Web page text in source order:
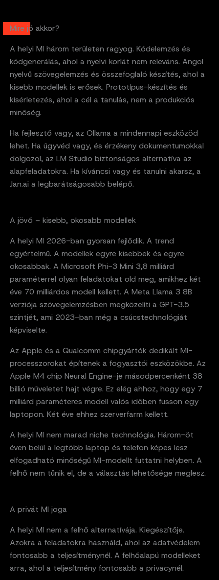
Mire jó akkor?
A helyi MI három területen ragyog. Kódelemzés és
kódgenerálás, ahol a nyelvi korlát nem releváns. Angol
nyelvű szövegelemzés és összefoglaló készítés, ahol a
kisebb modellek is erősek. Prototípus-készítés és
kísérletezés, ahol a cél a tanulás, nem a produkciós
minőség.
Ha fejlesztő vagy, az Ollama a mindennapi eszközöd
lehet. Ha ügyvéd vagy, és érzékeny dokumentumokkal
dolgozol, az LM Studio biztonságos alternatíva az
alapfeladatokra. Ha kíváncsi vagy és tanulni akarsz, a
Jan.ai a legbarátságosabb belépő.
A jövő – kisebb, okosabb modellek
A helyi MI 2026-ban gyorsan fejlődik. A trend
egyértelmű. A modellek egyre kisebbek és egyre
okosabbak. A Microsoft Phi-3 Mini 3,8 milliárd
paraméterrel olyan feladatokat old meg, amikhez két
éve 70 milliárdos modell kellett. A Meta Llama 3 8B
verziója szövegelemzésben megközelíti a GPT-3.5
szintjét, ami 2023-ban még a csúcstechnológiát
képviselte.
Az Apple és a Qualcomm chipgyártók dedikált MI-
processzorokat építenek a fogyasztói eszközökbe. Az
Apple M4 chip Neural Engine-je másodpercenként 38
billió műveletet hajt végre. Ez elég ahhoz, hogy egy 7
milliárd paraméteres modell valós időben fusson egy
laptopon. Két éve ehhez szerverfarm kellett.
A helyi MI nem marad niche technológia. Három-öt
éven belül a legtöbb laptop és telefon képes lesz
elfogadható minőségű MI-modellt futtatni helyben. A
felhő nem tűnik el, de a választás lehetősége meglesz.
A privát MI joga
A helyi MI nem a felhő alternatívája. Kiegészítője.
Azokra a feladatokra használd, ahol az adatvédelem
fontosabb a teljesítménynél. A felhőalapú modelleket
arra, ahol a teljesítmény fontosabb a privacynél.